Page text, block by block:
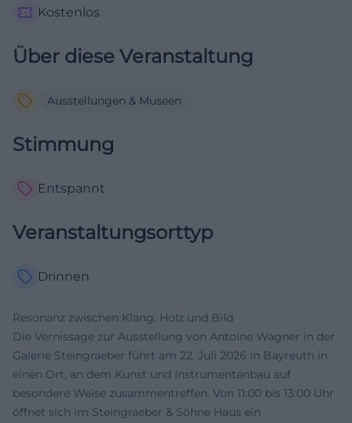
Kostenlos
Über diese Veranstaltung
Ausstellungen & Museen
Stimmung
Entspannt
Veranstaltungsorttyp
Drinnen
Resonanz zwischen Klang, Holz und Bild
Die Vernissage zur Ausstellung von Antoine Wagner in der
Galerie Steingraeber führt am 22. Juli 2026 in Bayreuth in
einen Ort, an dem Kunst und Instrumentenbau auf
besondere Weise zusammentreffen. Von 11:00 bis 13:00 Uhr
öffnet sich im Steingraeber & Söhne Haus ein